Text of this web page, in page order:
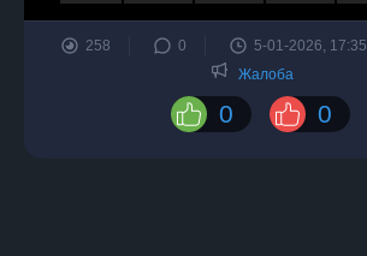
258 0 5-01-2026, 17:35
Жалоба
0 0